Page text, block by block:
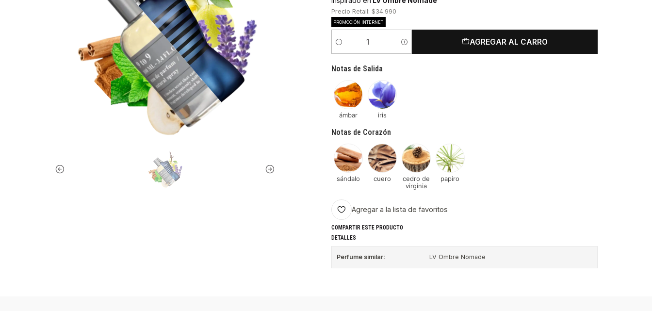
Precio Retail: $34.990
PROMOCIÓN INTERNET
Cantidad
AGREGAR AL CARRO
Notas de Salida
ámbar iris
Notas de Corazón
sándalo cuero
cedro de
virginia
papiro
Agregar a la lista de favoritos
COMPARTIR ESTE PRODUCTO
DETALLES
Perfume similar: LV Ombre Nomade